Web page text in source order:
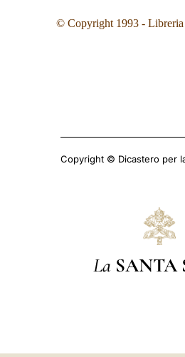
© Copyright 1993 - Libreria
Copyright © Dicastero per
La SANTA